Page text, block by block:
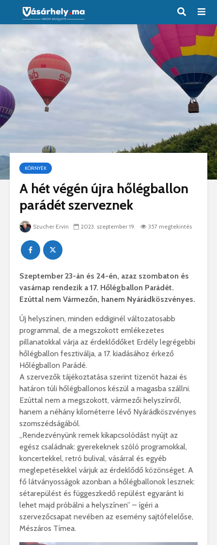
KÖRNYÉK
A hét végén újra hőlégballon
parádét szerveznek
Szucher Ervin 2023. szeptember 19. 357 megtekintés
Szeptember 23-án és 24-én, azaz szombaton és
vasárnap rendezik a 17. Hőlégballon Parádét.
Ezúttal nem Vármezőn, hanem Nyárádköszvényes.
Új helyszínen, minden eddiginél változatosabb
programmal, de a megszokott emlékezetes
pillanatokkal várja az érdeklődőket Erdély legrégebbi
hőlégballon fesztiválja, a 17. kiadásához érkező
Hőlégballon Parádé.
A szervezők tájékoztatása szerint tizenöt hazai és
határon túli hőlégballonos készül a magasba szállni.
Ezúttal nem a megszokott, vármezői helyszínről,
hanem a néhány kilométerre lévő Nyárádköszvényes
szomszédságából.
„Rendezvényünk remek kikapcsolódást nyújt az
egész családnak: gyerekeknek szóló programokkal,
koncertekkel, retró bulival, vásárral és egyéb
meglepetésekkel várjuk az érdeklődő közönséget. A
fő látványosságok azonban a hőlégballonok lesznek:
sétarepülést és függeszkedő repülést egyaránt ki
lehet majd próbálni a helyszínen” – ígéri a
szervezőcsapat nevében az esemény sajtófelelőse,
Mészáros Tímea.